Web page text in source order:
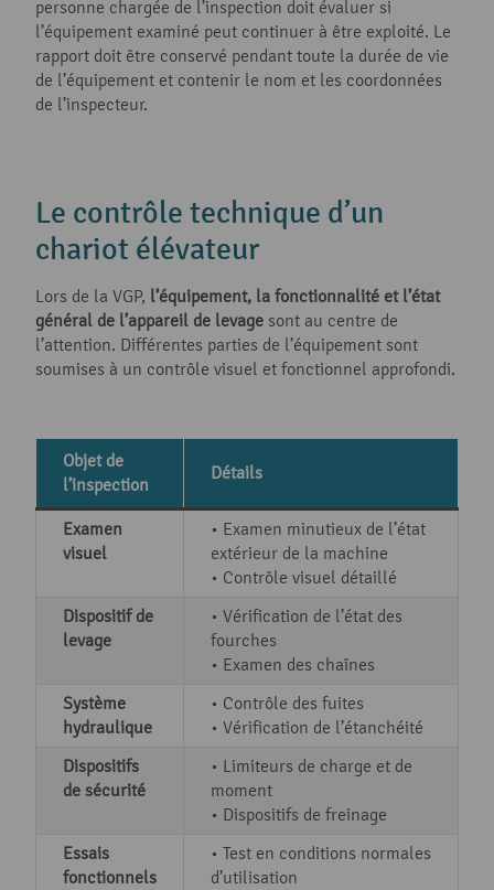
personne chargée de l’inspection doit évaluer si
l’équipement examiné peut continuer à être exploité. Le
rapport doit être conservé pendant toute la durée de vie
de l’équipement et contenir le nom et les coordonnées
de l’inspecteur.
Le contrôle technique d’un
chariot élévateur
Lors de la VGP, l’équipement, la fonctionnalité et l’état
général de l’appareil de levage sont au centre de
l’attention. Différentes parties de l’équipement sont
soumises à un contrôle visuel et fonctionnel approfondi.
Objet de
l’inspection
Détails
Examen
visuel
• Examen minutieux de l’état
extérieur de la machine
• Contrôle visuel détaillé
Dispositif de
levage
• Vérification de l’état des
fourches
• Examen des chaînes
Système
hydraulique
• Contrôle des fuites
• Vérification de l’étanchéité
Dispositifs
de sécurité
• Limiteurs de charge et de
moment
• Dispositifs de freinage
Essais
fonctionnels
• Test en conditions normales
d’utilisation